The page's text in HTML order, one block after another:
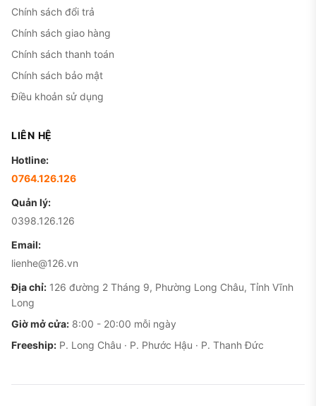
Chính sách đổi trả
Chính sách giao hàng
Chính sách thanh toán
Chính sách bảo mật
Điều khoản sử dụng
LIÊN HỆ
Hotline:
0764.126.126
Quản lý:
0398.126.126
Email:
lienhe@126.vn
Địa chỉ: 126 đường 2 Tháng 9, Phường Long Châu, Tỉnh Vĩnh
Long
Giờ mở cửa: 8:00 - 20:00 mỗi ngày
Freeship: P. Long Châu · P. Phước Hậu · P. Thanh Đức